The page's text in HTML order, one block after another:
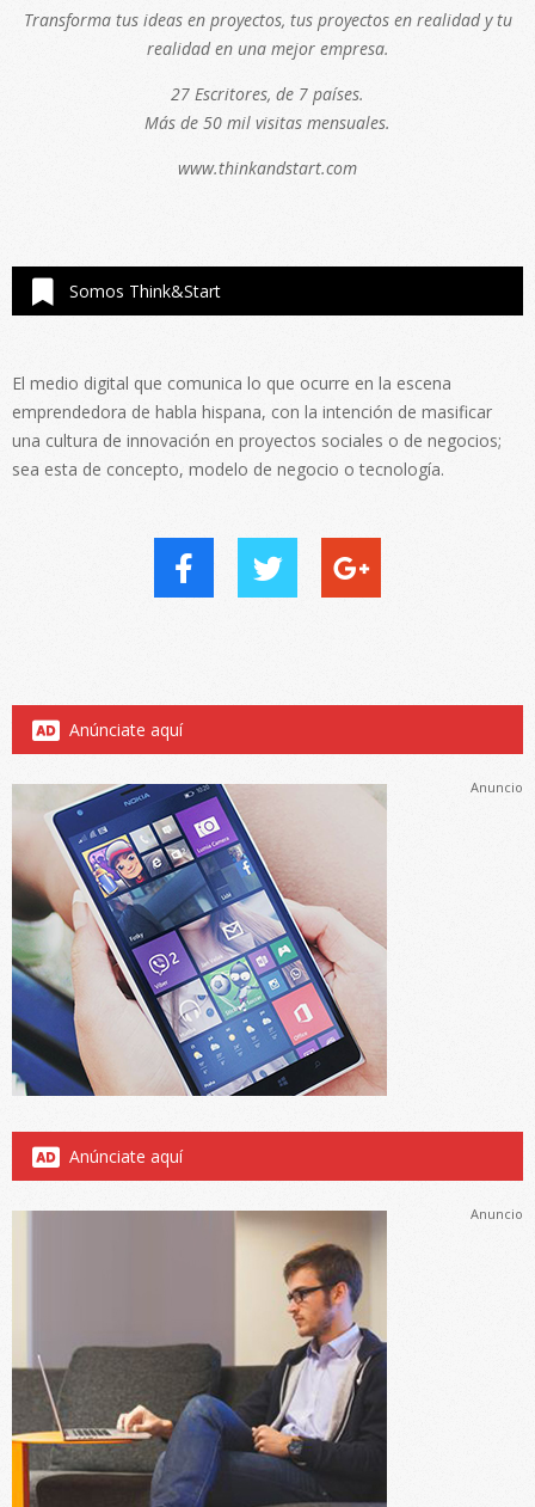
Transforma tus ideas en proyectos, tus proyectos en realidad y tu
realidad en una mejor empresa.
27 Escritores, de 7 países.
Más de 50 mil visitas mensuales.
www.thinkandstart.com
Somos Think&Start
El medio digital que comunica lo que ocurre en la escena
emprendedora de habla hispana, con la intención de masificar
una cultura de innovación en proyectos sociales o de negocios;
sea esta de concepto, modelo de negocio o tecnología.
Anúnciate aquí
Anuncio
Anúnciate aquí
Anuncio